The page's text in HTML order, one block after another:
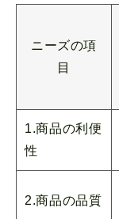
ニーズの項
目
1.商品の利便
性
2.商品の品質